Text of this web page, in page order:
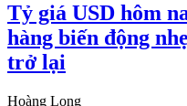
Tỷ giá USD hôm
hàng biến động
trở lại
Hoàng Long